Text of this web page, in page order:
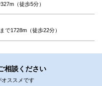
（徒歩5分）
で1728m（徒歩22分）
相談ください
オススメです